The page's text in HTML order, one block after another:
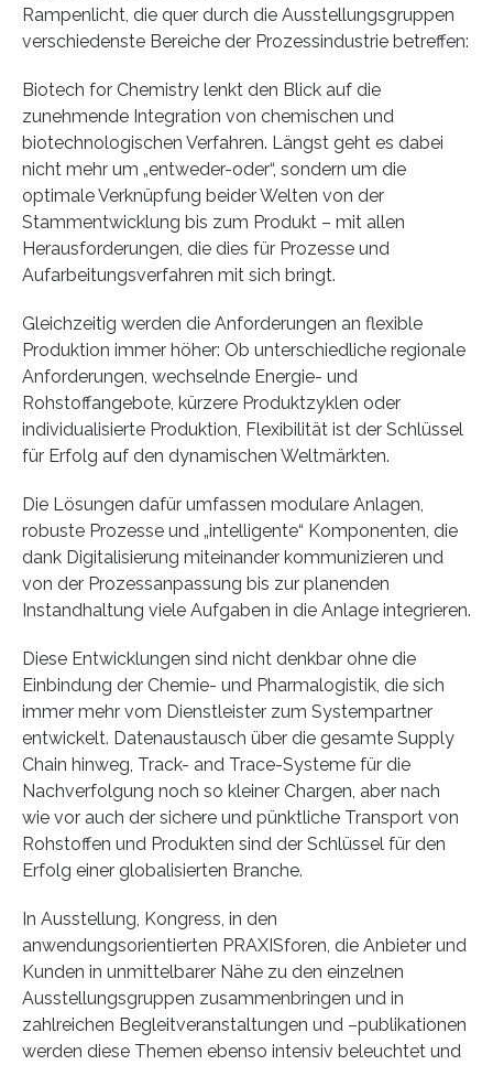
Rampenlicht, die quer durch die Ausstellungsgruppen
verschiedenste Bereiche der Prozessindustrie betreffen:
Biotech for Chemistry lenkt den Blick auf die
zunehmende Integration von chemischen und
biotechnologischen Verfahren. Längst geht es dabei
nicht mehr um „entweder-oder“, sondern um die
optimale Verknüpfung beider Welten von der
Stammentwicklung bis zum Produkt – mit allen
Herausforderungen, die dies für Prozesse und
Aufarbeitungsverfahren mit sich bringt.
Gleichzeitig werden die Anforderungen an flexible
Produktion immer höher: Ob unterschiedliche regionale
Anforderungen, wechselnde Energie- und
Rohstoffangebote, kürzere Produktzyklen oder
individualisierte Produktion, Flexibilität ist der Schlüssel
für Erfolg auf den dynamischen Weltmärkten.
Die Lösungen dafür umfassen modulare Anlagen,
robuste Prozesse und „intelligente“ Komponenten, die
dank Digitalisierung miteinander kommunizieren und
von der Prozessanpassung bis zur planenden
Instandhaltung viele Aufgaben in die Anlage integrieren.
Diese Entwicklungen sind nicht denkbar ohne die
Einbindung der Chemie- und Pharmalogistik, die sich
immer mehr vom Dienstleister zum Systempartner
entwickelt. Datenaustausch über die gesamte Supply
Chain hinweg, Track- and Trace-Systeme für die
Nachverfolgung noch so kleiner Chargen, aber nach
wie vor auch der sichere und pünktliche Transport von
Rohstoffen und Produkten sind der Schlüssel für den
Erfolg einer globalisierten Branche.
In Ausstellung, Kongress, in den
anwendungsorientierten PRAXISforen, die Anbieter und
Kunden in unmittelbarer Nähe zu den einzelnen
Ausstellungsgruppen zusammenbringen und in
zahlreichen Begleitveranstaltungen und –publikationen
werden diese Themen ebenso intensiv beleuchtet und